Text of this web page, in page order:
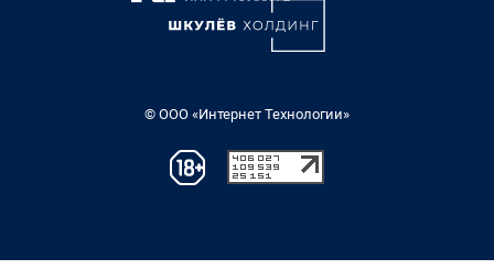
© ООО «Интернет Технологии»